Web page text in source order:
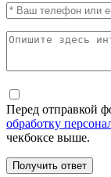
Перед отправкой
обработку
чекбоксе выше.